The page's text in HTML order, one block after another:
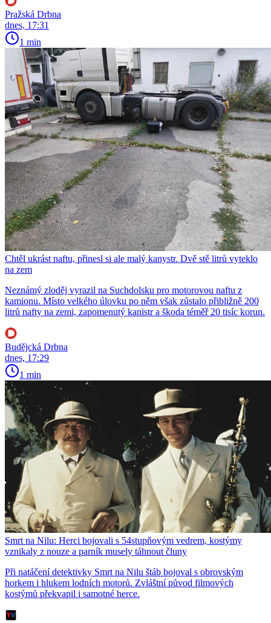
Pražská Drbna
dnes, 17:31
1 min
Chtěl ukrást naftu, přinesl si ale malý kanystr. Dvě stě litrů vyteklo
na zem
Neznámý zloděj vyrazil na Suchdolsku pro motorovou naftu z
kamionu. Místo velkého úlovku po něm však zůstalo přibližně 200
litrů nafty na zemi, zapomenutý kanistr a škoda téměř 20 tisíc korun.
Budějcká Drbna
dnes, 17:29
1 min
Smrt na Nilu: Herci bojovali s 54stupňovým vedrem, kostýmy
vznikaly z nouze a parník musely táhnout čluny
Při natáčení detektivky Smrt na Nilu štáb bojoval s obrovským
horkem i hlukem lodních motorů. Zvláštní původ filmových
kostýmů překvapil i samotné herce.